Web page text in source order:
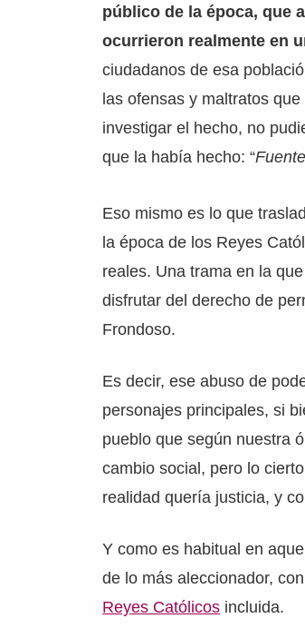
público de la época, que
ocurrieron realmente en
ciudadanos de esa
las ofensas y maltratos
investigar el hecho, no
que la había hecho: “
Eso mismo es lo que
la época de los Reyes
reales. Una trama en la
disfrutar del derecho de
Frondoso.
Es decir, ese abuso de
personajes principales, si
pueblo que según nuestra
cambio social, pero lo
realidad quería justicia, y
Y como es habitual en
de lo más aleccionador,
Reyes Católicos incluida.